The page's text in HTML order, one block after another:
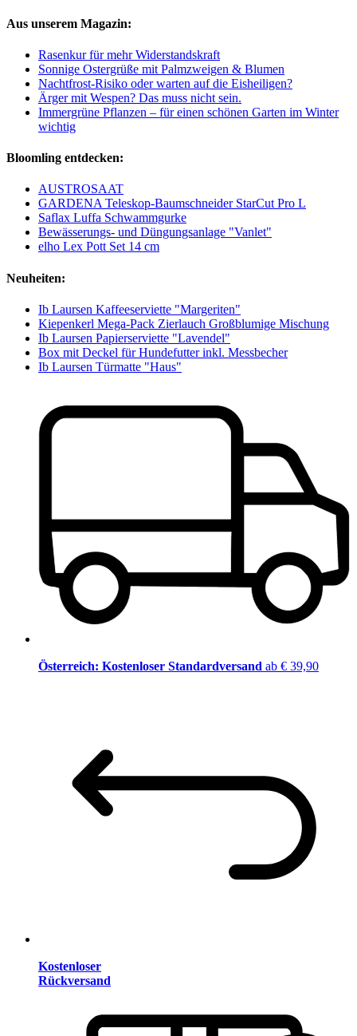
Aus unserem Magazin:
Rasenkur für mehr Widerstandskraft
Sonnige Ostergrüße mit Palmzweigen & Blumen
Nachtfrost-Risiko oder warten auf die Eisheiligen?
Ärger mit Wespen? Das muss nicht sein.
Immergrüne Pflanzen – für einen schönen Garten im Winter
wichtig
Bloomling entdecken:
AUSTROSAAT
GARDENA Teleskop-Baumschneider StarCut Pro L
Saflax Luffa Schwammgurke
Bewässerungs- und Düngungsanlage "Vanlet"
elho Lex Pott Set 14 cm
Neuheiten:
Ib Laursen Kaffeeserviette "Margeriten"
Kiepenkerl Mega-Pack Zierlauch Großblumige Mischung
Ib Laursen Papierserviette "Lavendel"
Box mit Deckel für Hundefutter inkl. Messbecher
Ib Laursen Türmatte "Haus"
Österreich: Kostenloser Standardversand ab € 39,90
Kostenloser
Rückversand